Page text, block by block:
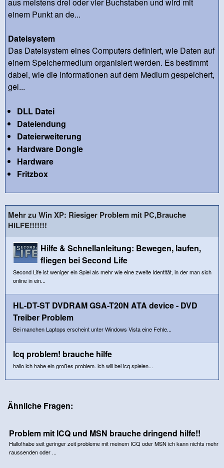
einem Punkt an de...
Dateisystem
Das Dateisystem eines Computers definiert, wie Daten auf
einem Speichermedium organisiert werden. Es bestimmt
dabei, wie die Informationen auf dem Medium gespeichert,
gel...
DLL Datei
Dateiendung
Dateierweiterung
Hardware Dongle
Hardware
Fritzbox
Mehr zu Win XP: Riesiger Problem mit PC,Brauche
HILFE!!!!!!!
Hilfe & Schnellanleitung: Bewegen, laufen,
fliegen bei Second Life
Second Life ist weniger ein Spiel als mehr wie eine zweite Identität, in der man sich
online in ein...
HL-DT-ST DVDRAM GSA-T20N ATA device - DVD
Treiber Problem
Bei manchen Laptops erscheint unter Windows Vista eine Fehle...
Icq problem! brauche hilfe
hallo ich habe ein großes problem. ich will bei icq spielen...
Ähnliche Fragen:
Problem mit ICQ und MSN brauche dringend hilfe!!
Hallo!habe seit geringer zeit probleme mit meinem ICQ oder MSN ich kann nichts mehr
raussenden oder ...